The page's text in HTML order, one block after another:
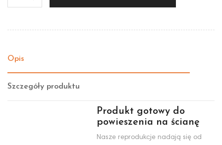
Opis
Szczegóły produktu
Produkt gotowy do
powieszenia na ścianę
Nasze reprodukcje nadają się od